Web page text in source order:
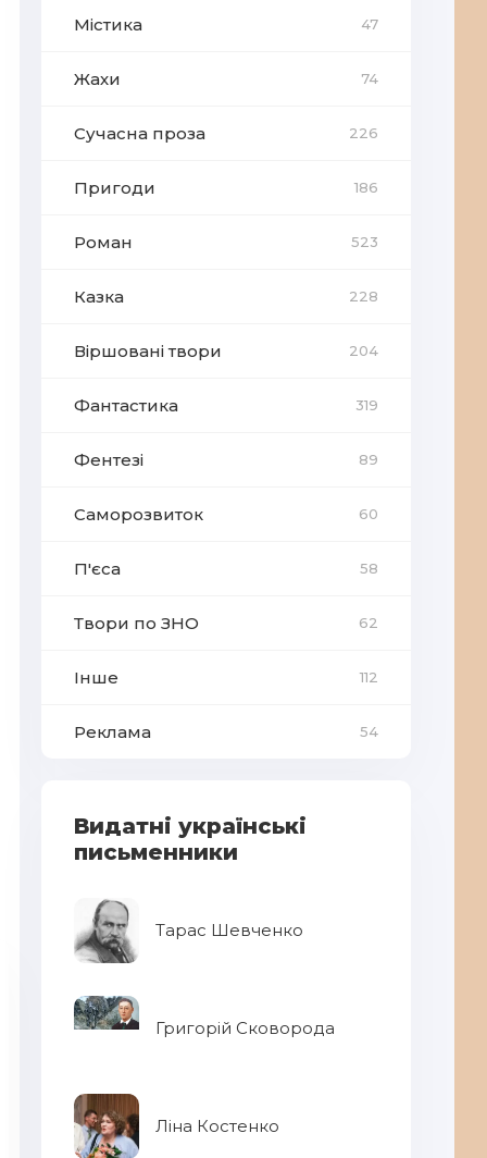
Містика 47
Жахи 74
Сучасна проза 226
Пригоди 186
Роман 523
Казка 228
Віршовані твори 204
Фантастика 319
Фентезі 89
Саморозвиток 60
П'єса 58
Твори по ЗНО 62
Інше 112
Реклама 54
Видатні українські
письменники
Тарас Шевченко
Григорій Сковорода
Ліна Костенко